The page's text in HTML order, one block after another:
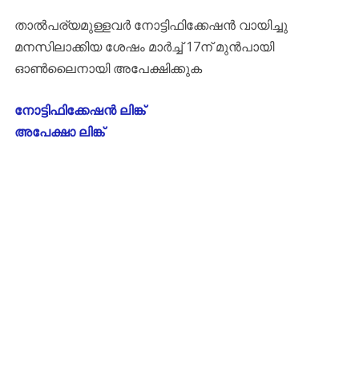
താൽപര്യമുള്ളവർ നോട്ടിഫിക്കേഷൻ വായിച്ചു
മനസിലാക്കിയ ശേഷം മാർച്ച് 17ന് മുൻപായി
ഓൺലൈനായി അപേക്ഷിക്കുക
നോട്ടിഫിക്കേഷൻ ലിങ്ക്
അപേക്ഷാ ലിങ്ക്